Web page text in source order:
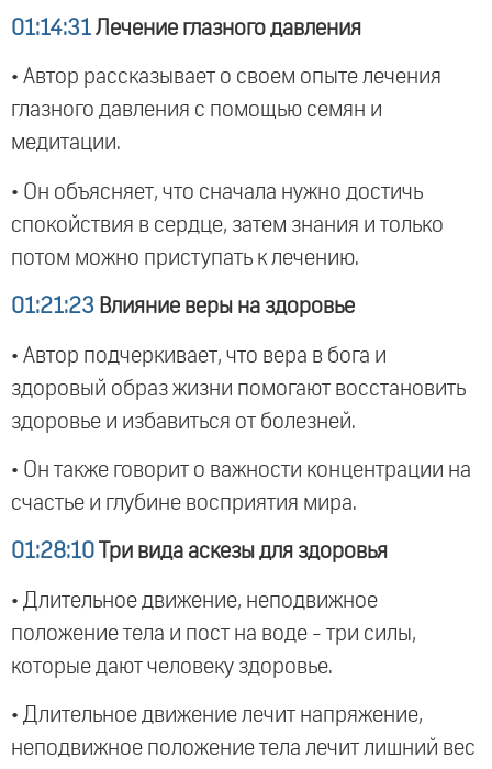
01:14:31 Лечение глазного давления
• Автор рассказывает о своем опыте лечения
глазного давления с помощью семян и
медитации.
• Он объясняет, что сначала нужно достичь
спокойствия в сердце, затем знания и только
потом можно приступать к лечению.
01:21:23 Влияние веры на здоровье
• Автор подчеркивает, что вера в бога и
здоровый образ жизни помогают восстановить
здоровье и избавиться от болезней.
• Он также говорит о важности концентрации на
счастье и глубине восприятия мира.
01:28:10 Три вида аскезы для здоровья
• Длительное движение, неподвижное
положение тела и пост на воде - три силы,
которые дают человеку здоровье.
• Длительное движение лечит напряжение,
неподвижное положение тела лечит лишний вес